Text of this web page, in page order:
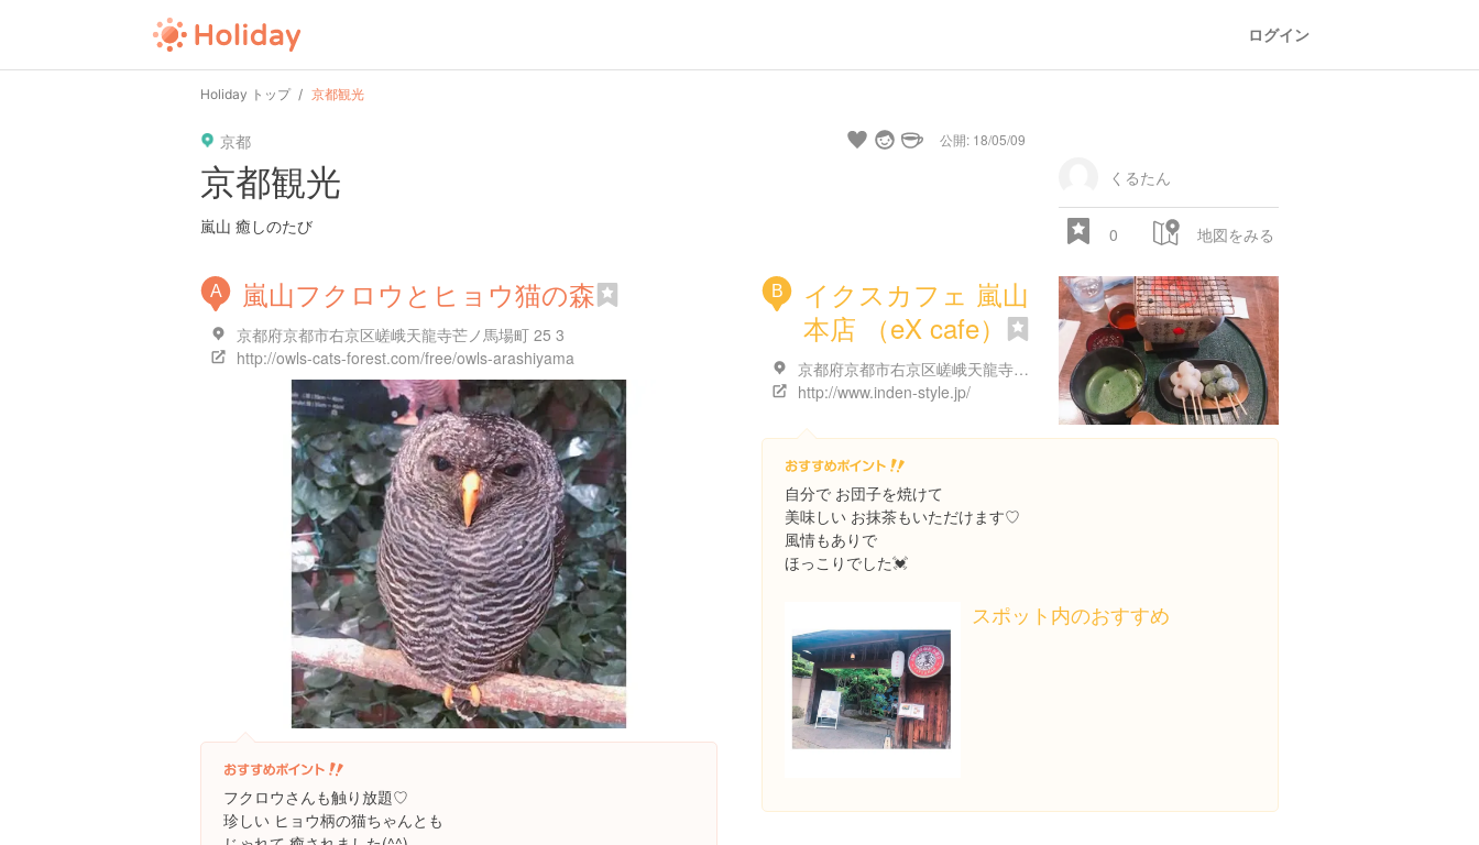
ログイン
Holiday トップ 京都観光
京都 公開: 18/05/09
京都観光
嵐山 癒しのたび
くるたん
0 地図をみる
A 嵐山フクロウとヒョウ猫の森
京都府京都市右京区嵯峨天龍寺芒ノ馬場町 25 3
http://owls-cats-forest.com/free/owls-arashiyama
フクロウさんも触り放題♡
珍しい ヒョウ柄の猫ちゃんとも
B
イクスカフェ 嵐山
本店 （eX cafe）
京都府京都市右京区嵯峨天龍寺造路町３５-３
http://www.inden-style.jp/
自分で お団子を焼けて
美味しい お抹茶もいただけます♡
風情もありで
ほっこりでした💓
スポット内のおすすめ